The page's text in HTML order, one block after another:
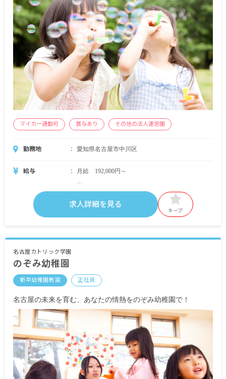
マイカー通勤可 賞与あり その他の法人運営園
勤務地 愛知県名古屋市中川区
給与 月給 192,000円～
・月給内訳
基本給 192,000円～
住居手当 5,000円
扶養手当
賞与有 年2回
※試用期間有 3カ月（月給変動なし）
求人詳細を見る
キープ
名古屋カトリック学園
のぞみ幼稚園
新卒幼稚園教諭 正社員
名古屋の未来を育む、あなたの情熱をのぞみ幼稚園で！